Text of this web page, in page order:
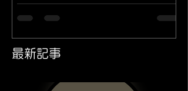
有イエポス
介です。 創業13年、ご存知の方も多
い〜、あま〜い香りが🤤 たまりませ
最新記事